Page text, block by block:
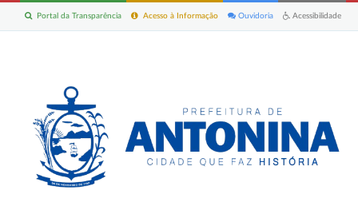
Acessibilidade
Ouvidoria
Acesso à Informação
Portal da Transparência